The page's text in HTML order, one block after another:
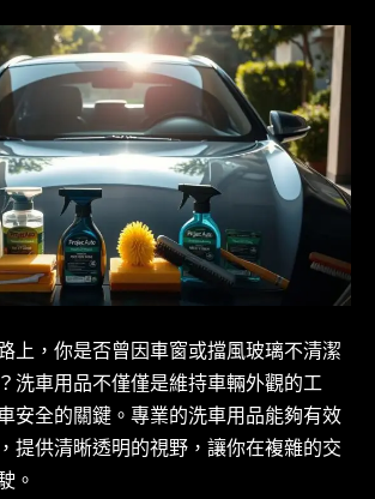
上，你是否曾因車窗或擋風玻璃不清潔
洗車用品不僅僅是維持車輛外觀的工
安全的關鍵。專業的洗車用品能夠有效
提供清晰透明的視野，讓你在複雜的交
。